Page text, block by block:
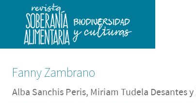
Fanny Zambrano
Alba Sanchis Peris, Miriam Tudela Desantes